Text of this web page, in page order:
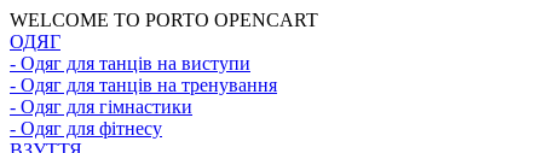
WELCOME TO PORTO OPENCART
ОДЯГ
- Одяг для танців на виступи
- Одяг для танців на тренування
- Одяг для гімнастики
- Одяг для фітнесу